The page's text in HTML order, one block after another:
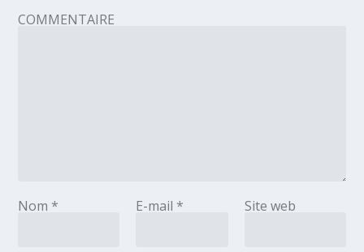
COMMENTAIRE
Nom * E-mail * Site web